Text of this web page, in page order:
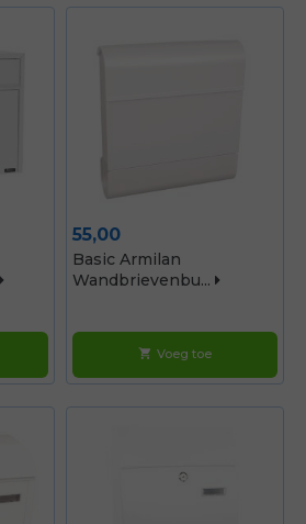
Prijs
55,00
Basic Armilan
Wandbrievenbu...
shopping_cart Voeg toe